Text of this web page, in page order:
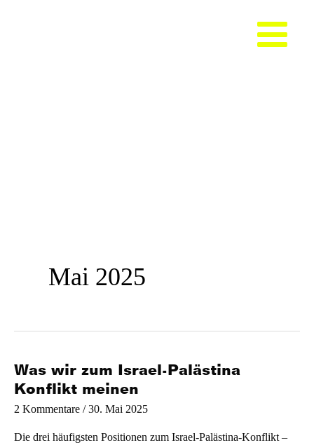
Mai 2025
Was wir zum Israel-Palästina
Konflikt meinen
2 Kommentare /30. Mai 2025
Die drei häufigsten Positionen zum Israel-Palästina-Konflikt –